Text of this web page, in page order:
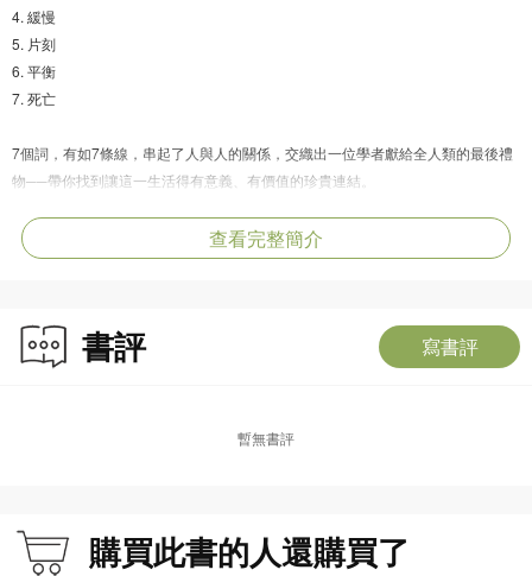
4. 緩慢
5. 片刻
6. 平衡
7. 死亡
7個詞，有如7條線，串起了人與人的關係，交織出一位學者獻給全人類的最後禮
物──帶你找到讓這一生活得有意義、有價值的珍貴連結。
這件事，並進而引導我們反覆探問這個問題：「我們這麼努力地活著，究竟是為
了什麼？」也喚醒我們去覺察自己日常所做之事的意義，以及對自身生活選擇的
暫時停下腳步，細細思索：我是誰？我如何走到今天？接下來，又要如何繼續生
活？
查看完整簡介
書評 寫書評
暫無書評
購買此書的人還購買了